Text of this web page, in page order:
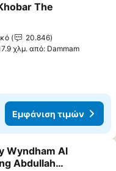
στα αγαπημένα
The
20.846
χλμ. από: Dammam
Εμφάνιση τιμών
στα αγαπημένα
Wyndham Al
Abdullah